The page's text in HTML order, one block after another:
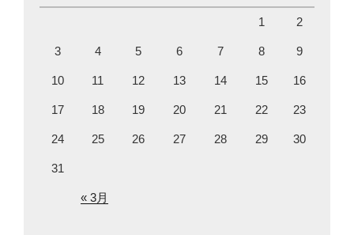
1 2
3 4 5 6 7 8 9
10 11 12 13 14 15 16
17 18 19 20 21 22 23
24 25 26 27 28 29 30
31
« 3月